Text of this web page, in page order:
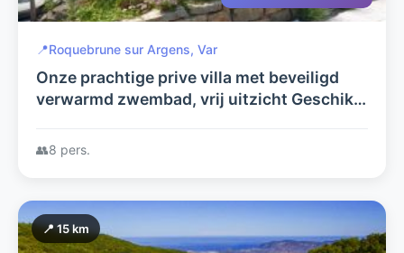
📍Roquebrune sur Argens, Var
Onze prachtige prive villa met beveiligd
verwarmd zwembad, vrij uitzicht Geschikt
doc systeem aanwezig.
👥8 pers.
📍 15 km